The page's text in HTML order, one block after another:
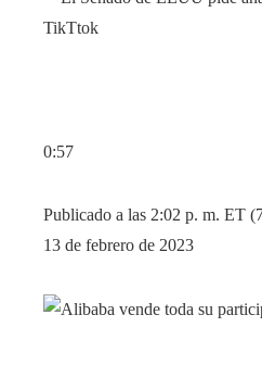
0:57
Publicado a las 2:02 p. m. ET
13 de febrero de 2023